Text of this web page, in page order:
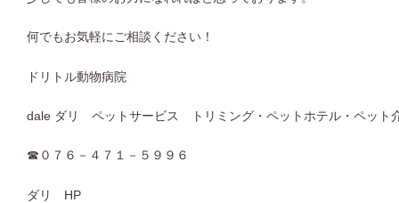
何でもお気軽にご相談ください！
ドリトル動物病院
dale ダリ ペットサービス トリミング・ペットホテル・ペット
☎ ０７６－４７１－５９９６
ダリ HP